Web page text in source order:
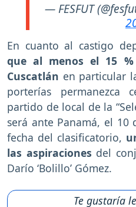
— FESFUT
En cuanto al castigo
que al menos el 15
Cuscatlán en particular
porterías permanezca
partido de local de la
será ante Panamá, el 10
fecha del clasificatorio,
las aspiraciones del
Darío ‘Bolillo’ Gómez.
Te gustaría